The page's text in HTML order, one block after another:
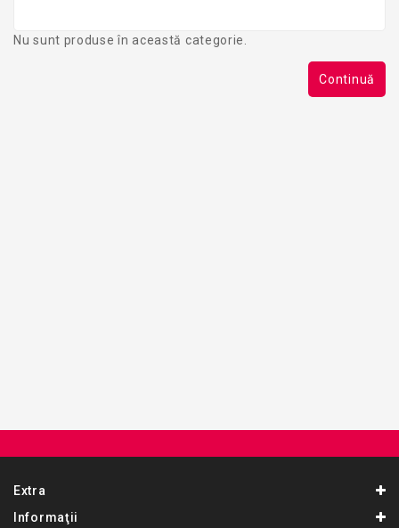
Nu sunt produse în această categorie.
Continuă
Extra
Informaţii